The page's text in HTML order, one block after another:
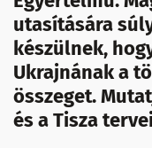
utasítására
készülnek,
Ukrajnának a
összeget.
és a Tisza